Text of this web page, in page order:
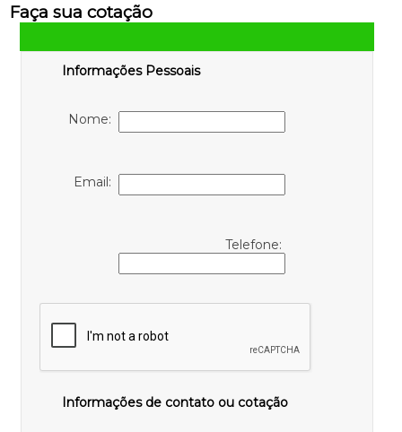
Faça sua cotação
Informações Pessoais
Nome:
Email:
Telefone:
Informações de contato ou cotação